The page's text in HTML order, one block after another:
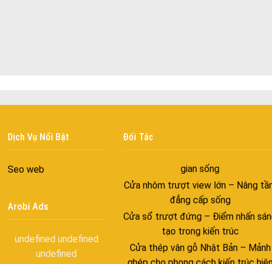
Dịch Vụ Nổi Bật
Seo web
Arobi Ads
undefined undefined
undefined
Đối Tác
Cửa nhôm trượt view lớn – Nâng tầm
đẳng cấp sống
Cửa sổ trượt đứng – Điểm nhấn sáng
tạo trong kiến trúc
Cửa thép vân gỗ Nhật Bản – Mảnh
ghép cho phong cách kiến trúc hiện